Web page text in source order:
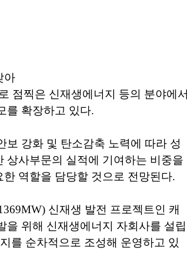
아
점찍은 신재생에너지 등의 분야에서
를 확장하고 있다.
강화 및 탄소감축 노력에 따라 성
상사부문의 실적에 기여하는 비중을
역할을 담당할 것으로 전망된다.
신재생 발전 프로젝트인 캐
을 위해 신재생에너지 자회사를 설립
를 순차적으로 조성해 운영하고 있